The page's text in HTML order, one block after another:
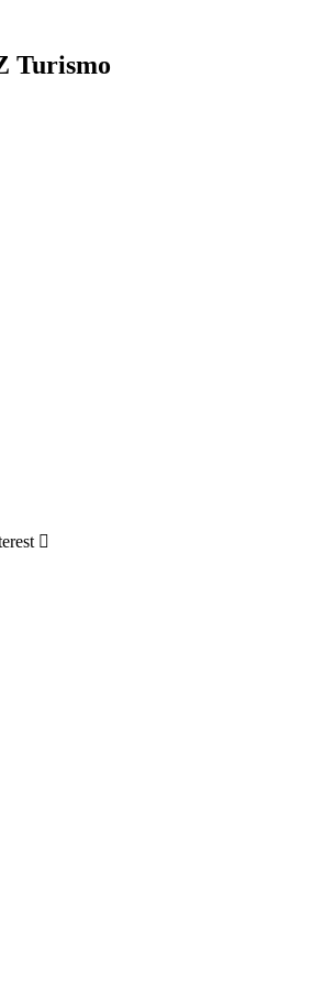
Turismo